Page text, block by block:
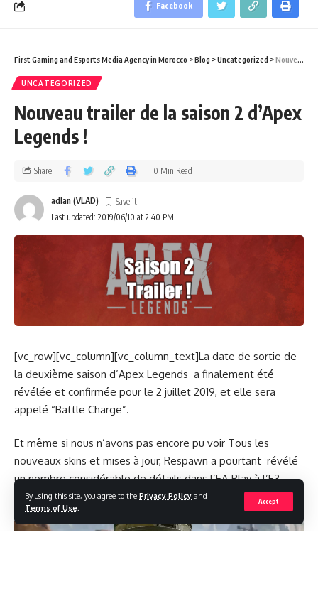
By using this site, you agree to the Privacy Policy and
Terms of Use
Accept
Facebook
First Gaming and Esports Media Agency in Morocco >Blog >Uncategorized >Nouveau trailer de la saison 2 d’Apex Legends !
UNCATEGORIZED
Nouveau trailer de la saison 2 d’Apex
Legends !
Last updated: 2019/06/10 at 2:40 PM
adlan (VLAD)
Share 0 Min Read
[vc_row][vc_column][vc_column_text]La date de sortie de
la deuxième saison d’Apex Legends a finalement été
révélée et confirmée pour le 2 juillet 2019, et elle sera
appelé “Battle Charge”.
Et même si nous n’avons pas encore pu voir Tous les
nouveaux skins et mises à jour, Respawn a pourtant révélé
un nombre considérable de détails dans l’EA Play à l’E3
2019.